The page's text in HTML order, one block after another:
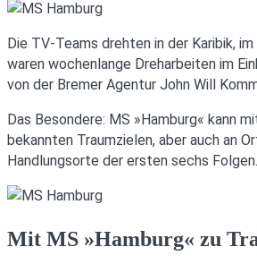
Die TV-Teams drehten in der Karibik,
waren wochenlange Dreharbeiten im
von der Bremer Agentur John Will
Das Besondere: MS »Hamburg« kann
bekannten Traumzielen, aber auch an
Handlungsorte der ersten sechs Folgen.
Mit MS »Hamburg« zu